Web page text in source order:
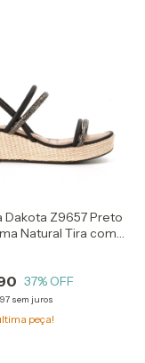
Dakota Z9657 Preto
Natural Tira com
37% OFF
sem juros
peça!